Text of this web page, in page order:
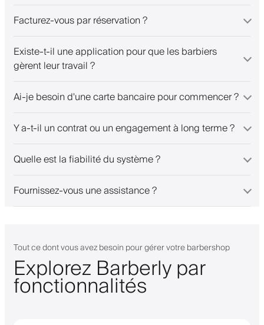
Facturez-vous par réservation ?
Existe-t-il une application pour que les barbiers
gèrent leur travail ?
Ai-je besoin d'une carte bancaire pour commencer ?
Y a-t-il un contrat ou un engagement à long terme ?
Quelle est la fiabilité du système ?
Fournissez-vous une assistance ?
Tout ce dont vous avez besoin pour gérer votre barbershop
Explorez Barberly par
fonctionnalités